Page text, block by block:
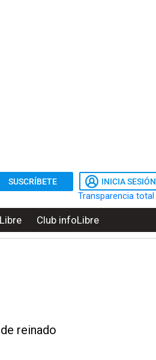
SUSCRÍBETE INICIA SESIÓN
Transparencia total
Club infoLibre
reinado